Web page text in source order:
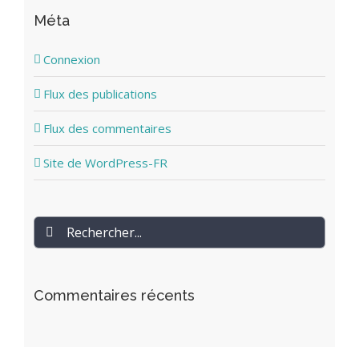
Méta
Connexion
Flux des publications
Flux des commentaires
Site de WordPress-FR
Rechercher
Commentaires récents